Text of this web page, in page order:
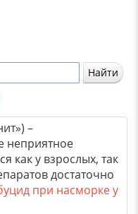
–
неприятное
как у взрослых, так
достаточно
при насморке у